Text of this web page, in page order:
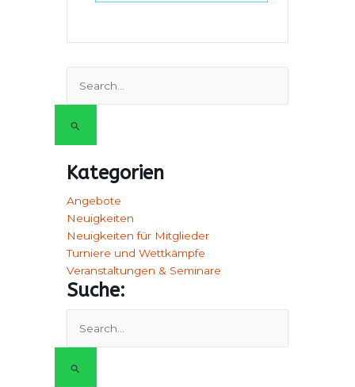
Suchen
nach:
Kategorien
Angebote
Neuigkeiten
Neuigkeiten für Mitglieder
Turniere und Wettkämpfe
Veranstaltungen & Seminare
Suche:
Suchen
nach: